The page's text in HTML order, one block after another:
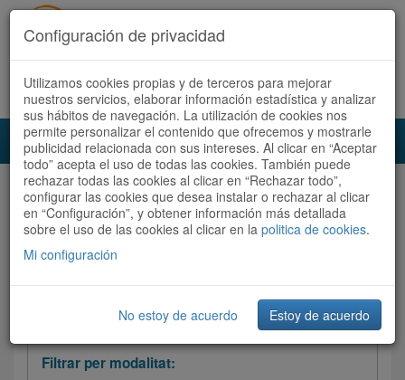
Accedeix Registra't ara Español Català
Audioruta Totes les rutes
Totes les rutes Ordenar per:Més recents/ Dificultat
Filtrar les rutes
Filtrar per modalitat:
Configuración de privacidad
Utilizamos cookies propias y de terceros para mejorar
nuestros servicios, elaborar información estadística y analizar
sus hábitos de navegación. La utilización de cookies nos
permite personalizar el contenido que ofrecemos y mostrarle
publicidad relacionada con sus intereses. Al clicar en “Aceptar
todo” acepta el uso de todas las cookies. También puede
rechazar todas las cookies al clicar en “Rechazar todo”,
configurar las cookies que desea instalar o rechazar al clicar
en “Configuración”, y obtener información más detallada
sobre el uso de las cookies al clicar en la politica de cookies.
Mi configuración
No estoy de acuerdo Estoy de acuerdo